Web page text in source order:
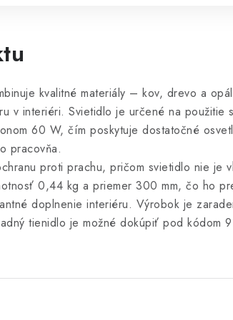
kvalitné materiály – kov, drevo a
v interiéri. Svietidlo je určené na použitie
60 W, čím poskytuje dostatočné
pracovňa.
proti prachu, pričom svietidlo nie je
0,44 kg a priemer 300 mm, čo ho
doplnenie interiéru. Výrobok je
tienidlo je možné dokúpiť pod kódom